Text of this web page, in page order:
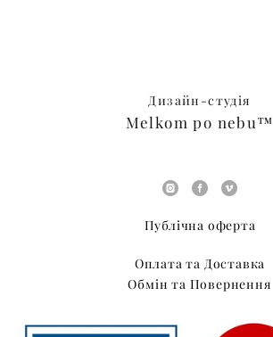
Дизайн-студія
Melkom po nebu™
Публічна оферта
Оплата та Доставка
Обмін та Повернення